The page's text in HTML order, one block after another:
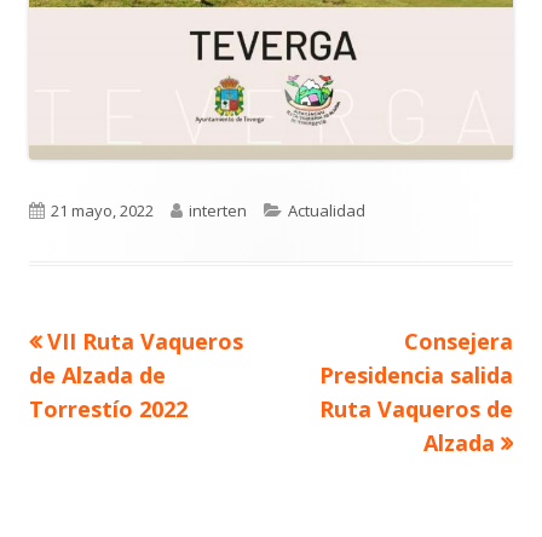
Publicado
21 mayo, 2022 Autor
interten Categorías
Actualidad
Navegación
de
Artículo
anterior
VII Ruta Vaqueros
de Alzada de
Torrestío 2022
Artículo
siguiente
Consejera
Presidencia salida
Ruta Vaqueros de
Alzada